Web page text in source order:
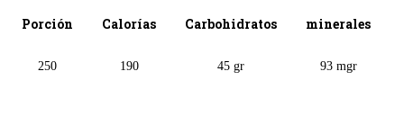
Porción Calorías Carbohidratos minerales
250 190 45 gr 93 mgr